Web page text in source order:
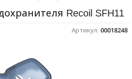
Recoil SFH11
Артикул: 00018248